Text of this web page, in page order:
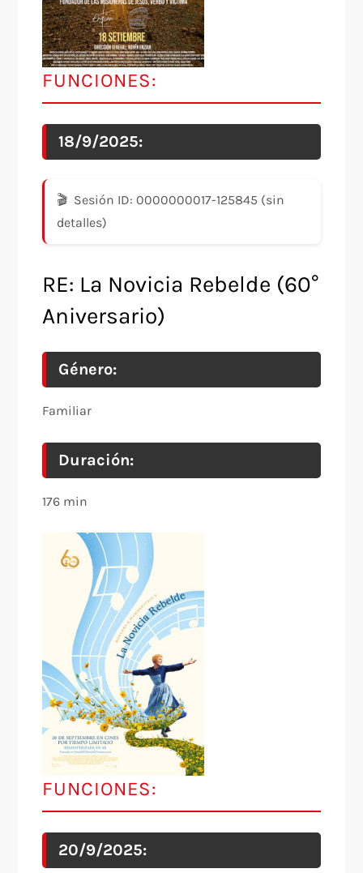
FUNCIONES:
18/9/2025:
Sesión ID: 0000000017-125845 (sin
detalles)
RE: La Novicia Rebelde (60°
Aniversario)
Género:
Familiar
Duración:
176 min
FUNCIONES:
20/9/2025: